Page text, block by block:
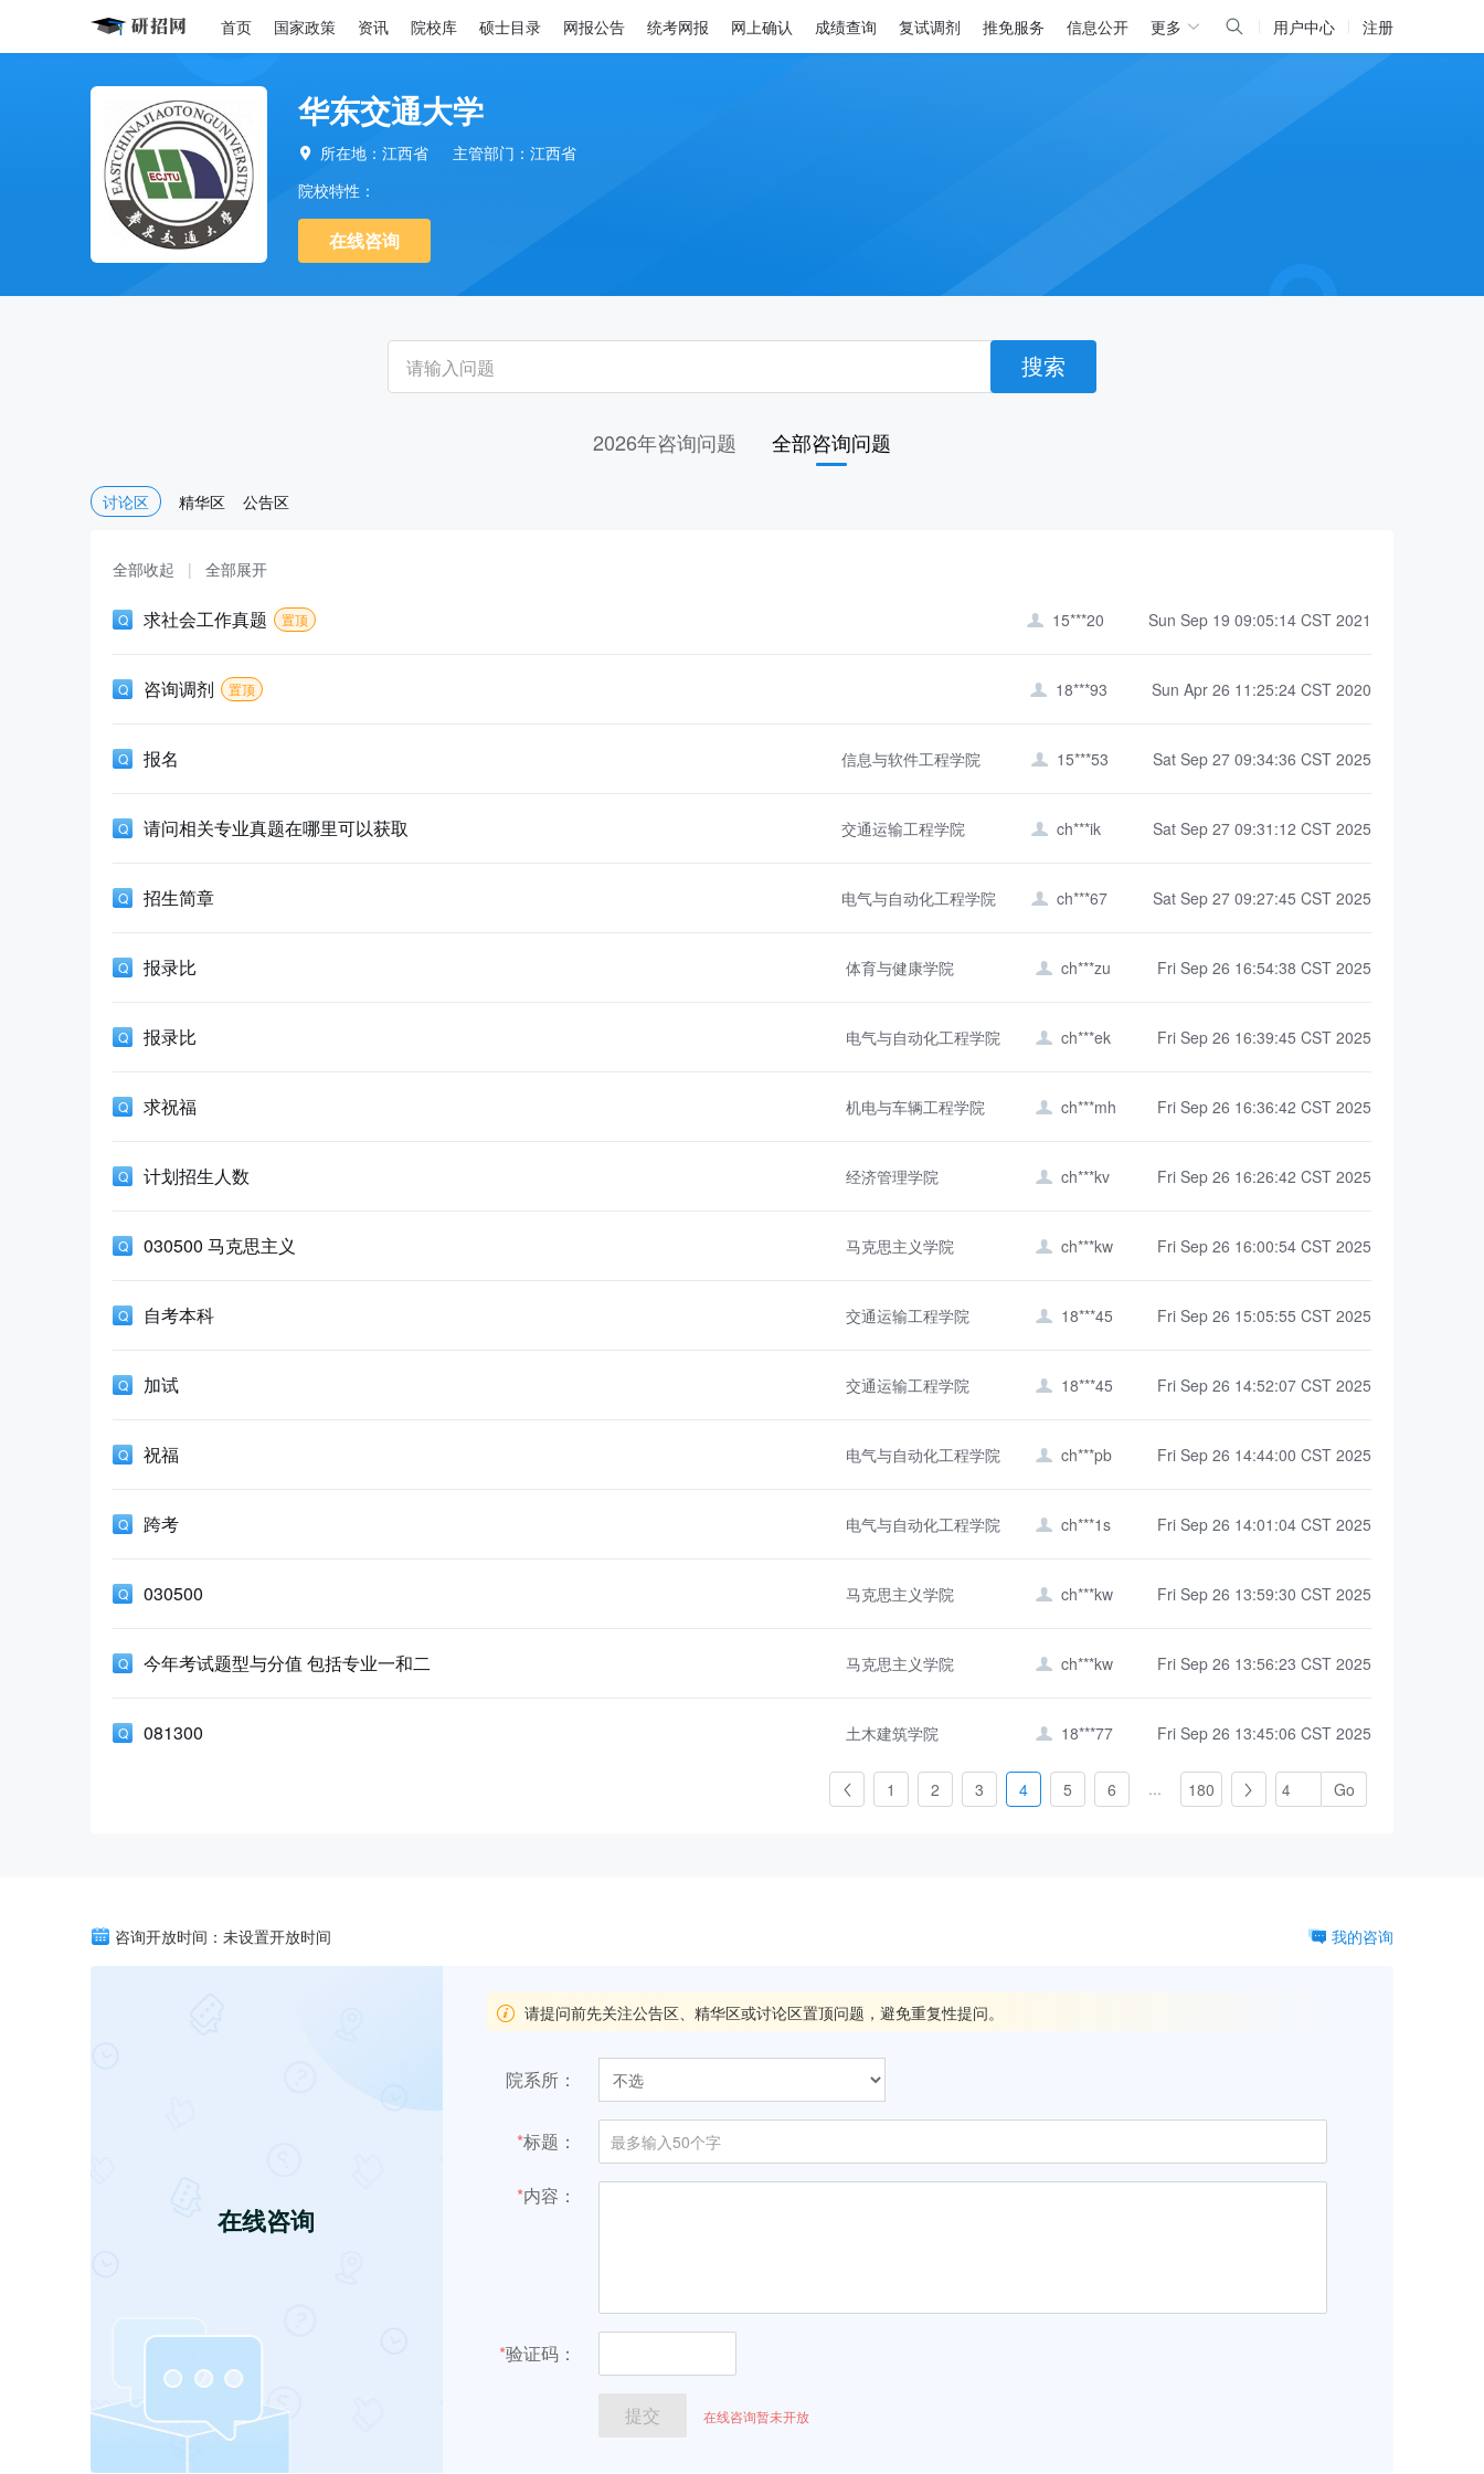
首页 国家政策 资讯 院校库 硕士目录 网报公告 统考网报 网上确认 成绩查询 复试调剂 推免服务 信息公开 更多 用户中心 注册
华东交通大学
 所在地：江西省
主管部门：江西省
院校特性：
在线咨询
搜索
2026年咨询问题 全部咨询问题
讨论区 精华区 公告区
全部收起 | 全部展开
求社会工作真题 置顶  15***20 Sun Sep 19 09:05:14 CST 2021
咨询调剂 置顶  18***93 Sun Apr 26 11:25:24 CST 2020
报名 信息与软件工程学院  15***53 Sat Sep 27 09:34:36 CST 2025
请问相关专业真题在哪里可以获取 交通运输工程学院  ch***ik Sat Sep 27 09:31:12 CST 2025
招生简章 电气与自动化工程学院  ch***67 Sat Sep 27 09:27:45 CST 2025
报录比 体育与健康学院  ch***zu Fri Sep 26 16:54:38 CST 2025
报录比 电气与自动化工程学院  ch***ek Fri Sep 26 16:39:45 CST 2025
求祝福 机电与车辆工程学院  ch***mh Fri Sep 26 16:36:42 CST 2025
计划招生人数 经济管理学院  ch***kv Fri Sep 26 16:26:42 CST 2025
030500 马克思主义 马克思主义学院  ch***kw Fri Sep 26 16:00:54 CST 2025
自考本科 交通运输工程学院  18***45 Fri Sep 26 15:05:55 CST 2025
加试 交通运输工程学院  18***45 Fri Sep 26 14:52:07 CST 2025
祝福 电气与自动化工程学院  ch***pb Fri Sep 26 14:44:00 CST 2025
跨考 电气与自动化工程学院  ch***1s Fri Sep 26 14:01:04 CST 2025
030500 马克思主义学院  ch***kw Fri Sep 26 13:59:30 CST 2025
今年考试题型与分值 包括专业一和二 马克思主义学院  ch***kw Fri Sep 26 13:56:23 CST 2025
081300 土木建筑学院  18***77 Fri Sep 26 13:45:06 CST 2025
 1 2 3 4 5 6 ... 180 
咨询开放时间：未设置开放时间 我的咨询